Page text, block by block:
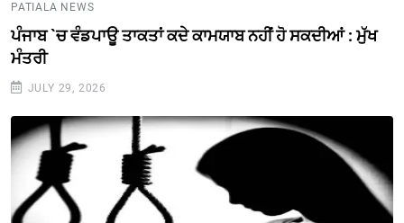
PATIALA NEWS
ਪੰਜਾਬ `ਚ ਵੰਡਪਾਊ ਤਾਕਤਾਂ ਕਦੇ ਕਾਮਯਾਬ ਨਹੀਂ ਹੋ ਸਕਦੀਆਂ : ਮੁੱਖ
ਮੰਤਰੀ
JULY 29, 2026